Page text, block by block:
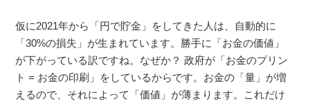
仮に2021年から「円で貯金」をしてきた人は、自動的に
「30%の損失」が生まれています。勝手に「お金の価値」
が下がっている訳ですね。なぜか？ 政府が「お金のプリン
ト = お金の印刷」をしているからです。お金の「量」が増
えるので、それによって「価値」が薄まります。これだけ